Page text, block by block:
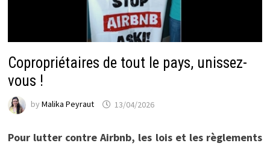
Copropriétaires de tout le pays, unissez-
vous !
by Malika Peyraut 13/04/2026
Pour lutter contre Airbnb, les lois et les règlements